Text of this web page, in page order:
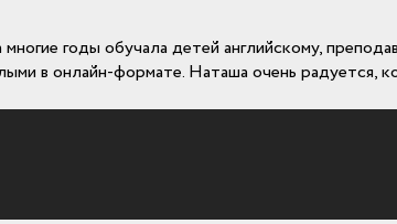
годы обучала детей английскому,
в онлайн-формате. Наташа очень радуется,